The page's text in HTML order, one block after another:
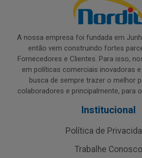
A nossa empresa foi fundada em
então vem construindo fortes
Fornecedores e Clientes. Para isso,
em políticas comerciais inovadoras
busca de sempre trazer o melhor
colaboradores e principalmente, para
Institucional
Política de
Trabalhe Conosco